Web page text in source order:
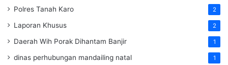
Polres Tanah Karo 2
Laporan Khusus 2
Daerah Wih Porak Dihantam Banjir 1
dinas perhubungan mandailing natal 1